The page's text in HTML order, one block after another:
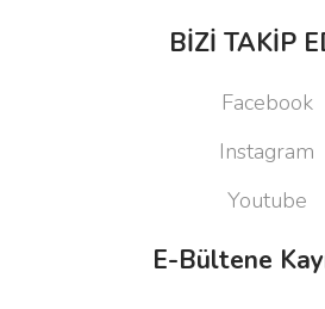
BİZİ TAKİP
Facebook
Instagram
Youtube
E-Bültene